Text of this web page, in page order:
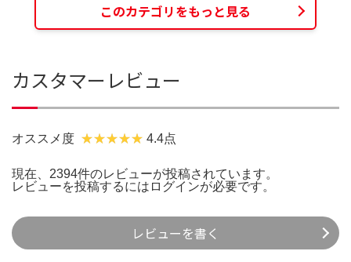
このカテゴリをもっと見る
カスタマーレビュー
オススメ度 4.4点
現在、2394件のレビューが投稿されています。
レビューを投稿するには ログインが必要です。
レビューを書く